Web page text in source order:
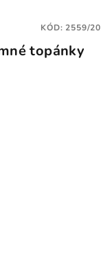
topánky
KÓD:2559/20